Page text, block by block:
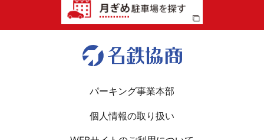
パーキング事業本部
個人情報の取り扱い